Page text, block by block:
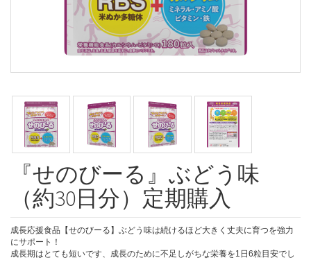
『せのびーる』ぶどう味
（約30日分）定期購入
成長応援食品【せのびーる】ぶどう味は続けるほど大きく丈夫に育つを強力
にサポート！
成長期はとても短いです、成長のために不足しがちな栄養を1日6粒目安でし